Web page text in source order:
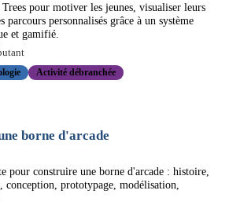
pour motiver les jeunes, visualiser leurs
parcours personnalisés grâce à un système
et gamifié.
Activité débranchée
borne d'arcade
pour construire une borne d'arcade : histoire,
conception, prototypage, modélisation,